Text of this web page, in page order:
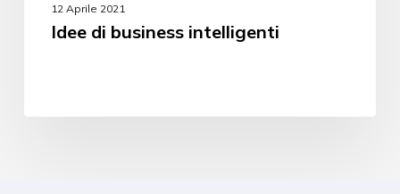
12 Aprile 2021
Idee di business intelligenti